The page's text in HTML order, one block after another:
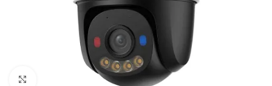
Click to enlarge